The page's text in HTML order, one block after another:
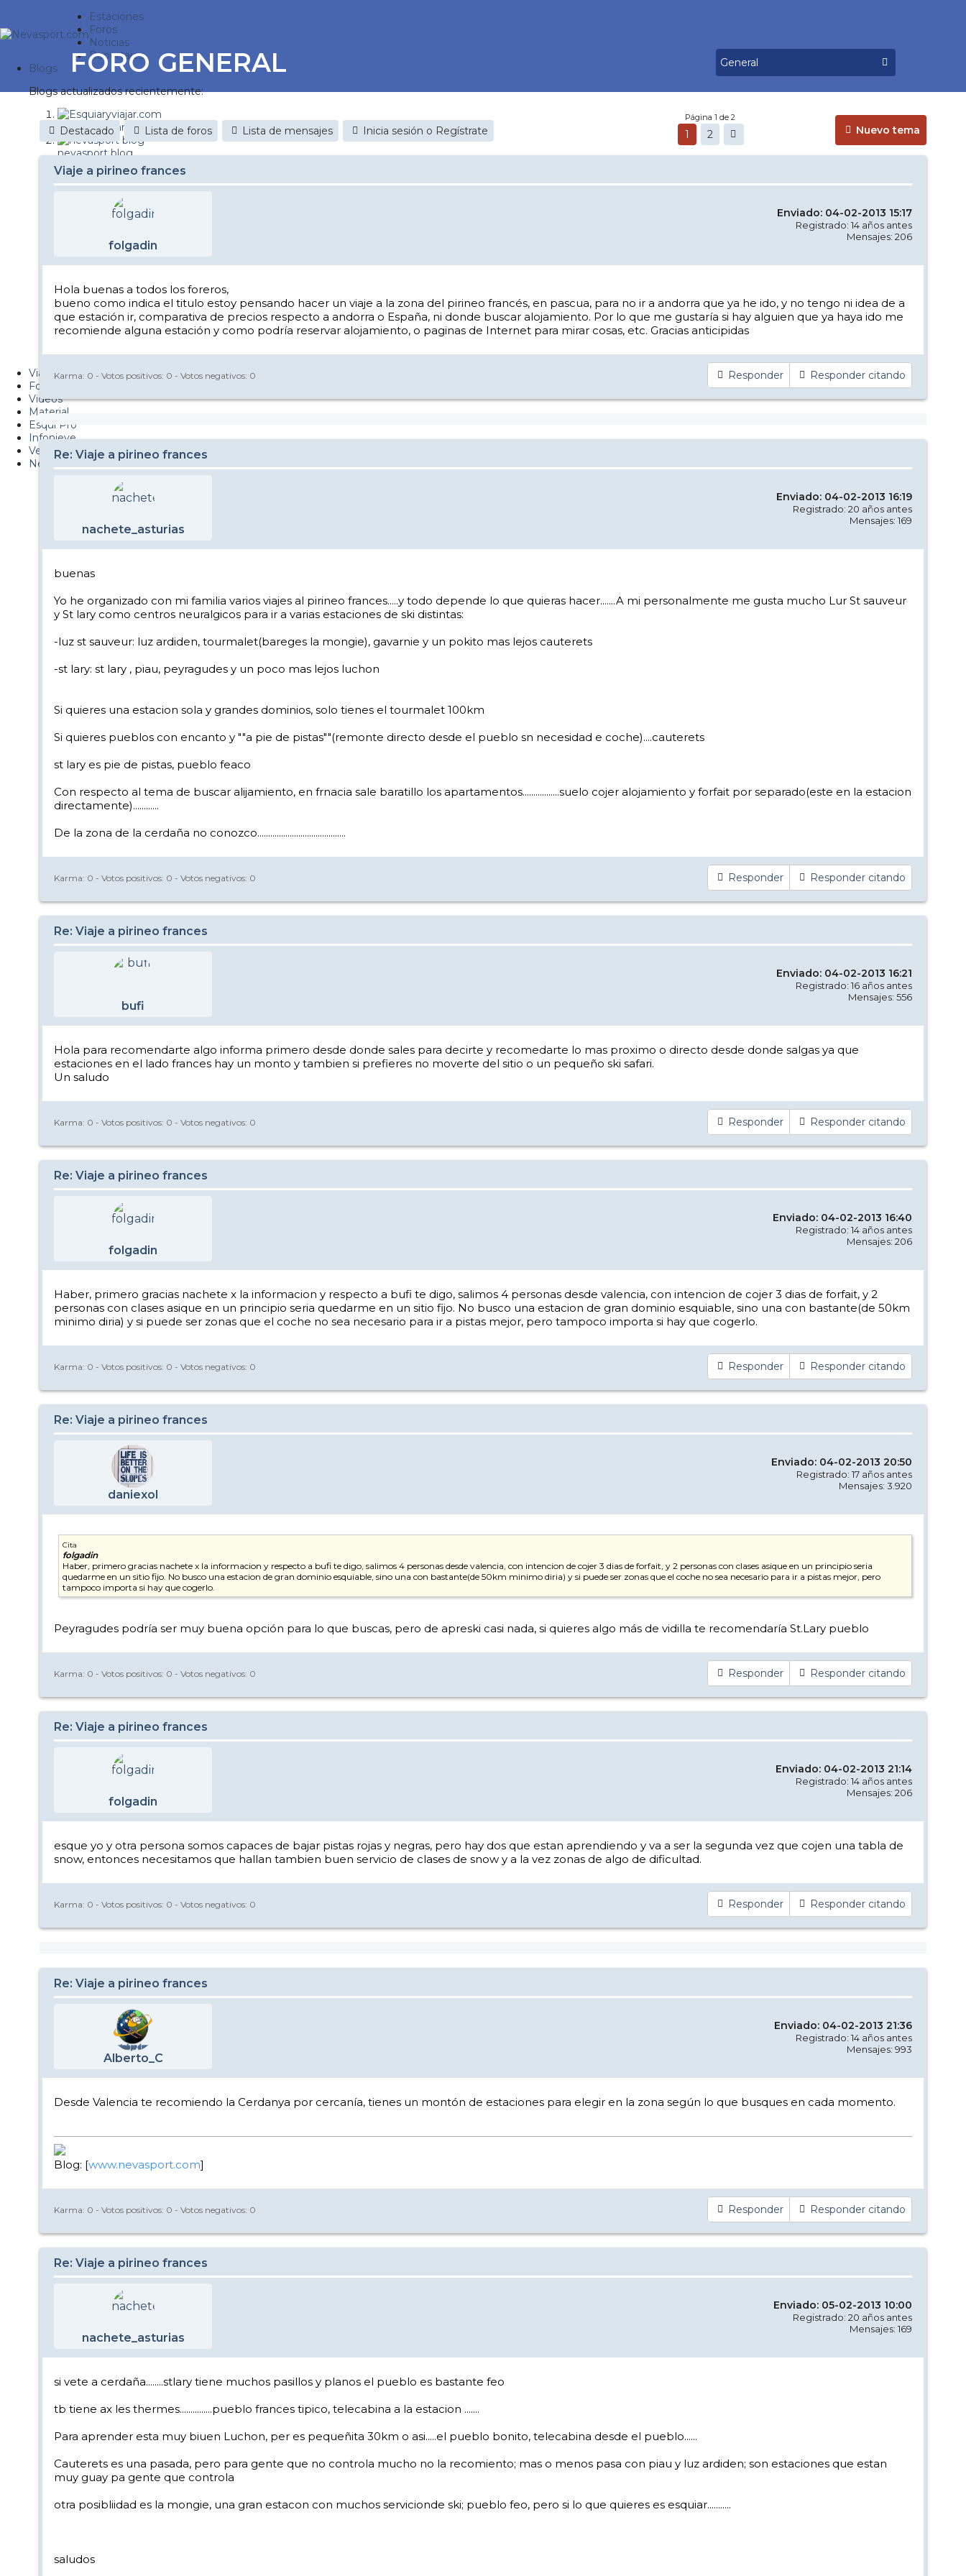
Estaciones
Foros
Noticias
Reportajes
Blogs
Blogs actualizados recientemente:
Esquiaryviajar.com
nevasport blog
Discovery Snow
Nevasport Chile
Revista NIX
Metiendo Cantos
Viajes
Fotos
Videos
Material
Esquí Pro
Infonieve
Verano
Nevalog
FORO GENERAL
Nuevo tema
Destacado Lista de foros Lista de mensajes Inicia sesión o Regístrate
Página 1 de 2
1 2
Viaje a pirineo frances
folgadin
Enviado: 04-02-2013 15:17
Registrado: 14 años antes
Mensajes: 206
Hola buenas a todos los foreros,
bueno como indica el titulo estoy pensando hacer un viaje a la zona del pirineo francés, en pascua, para no ir a andorra que ya he ido, y no tengo ni idea de a
que estación ir, comparativa de precios respecto a andorra o España, ni donde buscar alojamiento. Por lo que me gustaría si hay alguien que ya haya ido me
recomiende alguna estación y como podría reservar alojamiento, o paginas de Internet para mirar cosas, etc. Gracias anticipidas
Responder Responder citando
Karma: 0 - Votos positivos: 0 - Votos negativos: 0
Re: Viaje a pirineo frances
nachete_asturias
Enviado: 04-02-2013 16:19
Registrado: 20 años antes
Mensajes: 169
buenas
Yo he organizado con mi familia varios viajes al pirineo frances.....y todo depende lo que quieras hacer.......A mi personalmente me gusta mucho Lur St sauveur
y St lary como centros neuralgicos para ir a varias estaciones de ski distintas:
-luz st sauveur: luz ardiden, tourmalet(bareges la mongie), gavarnie y un pokito mas lejos cauterets
-st lary: st lary , piau, peyragudes y un poco mas lejos luchon
Si quieres una estacion sola y grandes dominios, solo tienes el tourmalet 100km
Si quieres pueblos con encanto y ""a pie de pistas""(remonte directo desde el pueblo sn necesidad e coche)....cauterets
st lary es pie de pistas, pueblo feaco
Con respecto al tema de buscar alijamiento, en frnacia sale baratillo los apartamentos.................suelo cojer alojamiento y forfait por separado(este en la estacion
directamente)............
De la zona de la cerdaña no conozco.........................................
Responder Responder citando
Karma: 0 - Votos positivos: 0 - Votos negativos: 0
Re: Viaje a pirineo frances
bufi
Enviado: 04-02-2013 16:21
Registrado: 16 años antes
Mensajes: 556
Hola para recomendarte algo informa primero desde donde sales para decirte y recomedarte lo mas proximo o directo desde donde salgas ya que
estaciones en el lado frances hay un monto y tambien si prefieres no moverte del sitio o un pequeño ski safari.
Un saludo
Responder Responder citando
Karma: 0 - Votos positivos: 0 - Votos negativos: 0
Re: Viaje a pirineo frances
folgadin
Enviado: 04-02-2013 16:40
Registrado: 14 años antes
Mensajes: 206
Haber, primero gracias nachete x la informacion y respecto a bufi te digo, salimos 4 personas desde valencia, con intencion de cojer 3 dias de forfait, y 2
personas con clases asique en un principio seria quedarme en un sitio fijo. No busco una estacion de gran dominio esquiable, sino una con bastante(de 50km
minimo diria) y si puede ser zonas que el coche no sea necesario para ir a pistas mejor, pero tampoco importa si hay que cogerlo.
Responder Responder citando
Karma: 0 - Votos positivos: 0 - Votos negativos: 0
Re: Viaje a pirineo frances
daniexol
Enviado: 04-02-2013 20:50
Registrado: 17 años antes
Mensajes: 3.920
Cita
folgadin
Haber, primero gracias nachete x la informacion y respecto a bufi te digo, salimos 4 personas desde valencia, con intencion de cojer 3 dias de forfait, y 2 personas con clases asique en un principio seria
quedarme en un sitio fijo. No busco una estacion de gran dominio esquiable, sino una con bastante(de 50km minimo diria) y si puede ser zonas que el coche no sea necesario para ir a pistas mejor, pero
tampoco importa si hay que cogerlo.
Peyragudes podría ser muy buena opción para lo que buscas, pero de apreski casi nada, si quieres algo más de vidilla te recomendaría St.Lary pueblo
Responder Responder citando
Karma: 0 - Votos positivos: 0 - Votos negativos: 0
Re: Viaje a pirineo frances
folgadin
Enviado: 04-02-2013 21:14
Registrado: 14 años antes
Mensajes: 206
esque yo y otra persona somos capaces de bajar pistas rojas y negras, pero hay dos que estan aprendiendo y va a ser la segunda vez que cojen una tabla de
snow, entonces necesitamos que hallan tambien buen servicio de clases de snow y a la vez zonas de algo de dificultad.
Responder Responder citando
Karma: 0 - Votos positivos: 0 - Votos negativos: 0
Re: Viaje a pirineo frances
Alberto_C
Enviado: 04-02-2013 21:36
Registrado: 14 años antes
Mensajes: 993
Desde Valencia te recomiendo la Cerdanya por cercanía, tienes un montón de estaciones para elegir en la zona según lo que busques en cada momento.
Blog: [www.nevasport.com]
Responder Responder citando
Karma: 0 - Votos positivos: 0 - Votos negativos: 0
Re: Viaje a pirineo frances
nachete_asturias
Enviado: 05-02-2013 10:00
Registrado: 20 años antes
Mensajes: 169
si vete a cerdaña........stlary tiene muchos pasillos y planos el pueblo es bastante feo
tb tiene ax les thermes...............pueblo frances tipico, telecabina a la estacion .......
Para aprender esta muy biuen Luchon, per es pequeñita 30km o asi.....el pueblo bonito, telecabina desde el pueblo......
Cauterets es una pasada, pero para gente que no controla mucho no la recomiento; mas o menos pasa con piau y luz ardiden; son estaciones que estan
muy guay pa gente que controla
otra posibliidad es la mongie, una gran estacon con muchos servicionde ski; pueblo feo, pero si lo que quieres es esquiar...........
saludos